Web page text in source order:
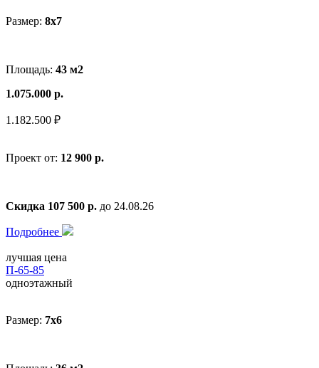
Размер: 8x7
Площадь: 43 м2
1.075.000 р.
1.182.500 ₽
Проект от: 12 900 р.
Скидка 107 500 р. до 24.08.26
Подробнее
лучшая цена
П-65-85
одноэтажный
Размер: 7x6